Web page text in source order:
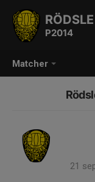
Matcher
P2014
21